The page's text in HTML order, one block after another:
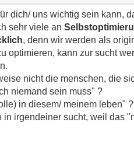
dich/ uns wichtig sein kann,
sehr viele an
, denn wir werden als
optimieren, kann zur sucht
nicht die menschen, die
niemand sein muss" ?
in diesem/ meinem leben" ?
in irgendeiner sucht, weil das